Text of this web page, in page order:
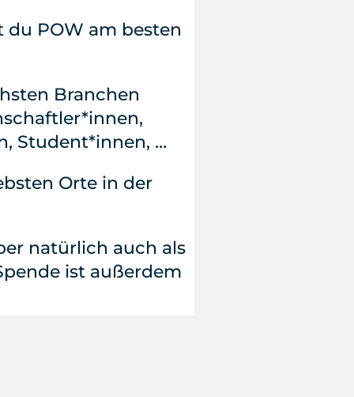
POW am besten
Branchen
Student*innen, …
Orte in der
natürlich auch als
ist außerdem